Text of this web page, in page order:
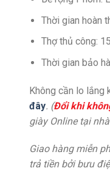
Thời gian hoàn
Thợ thủ công:
Thời gian bảo
Không cần lo lắng
đây. (Đổi khi
giày Online tại nhà
Giao hàng miễn
trả tiền bởi bưu